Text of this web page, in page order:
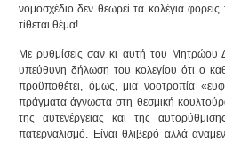
νομοσχέδιο δεν θεωρεί τα κολέγια
τίθεται θέμα!
Με ρυθμίσεις σαν κι αυτή του Μητρώου
υπεύθυνη δήλωση του κολεγίου ότι ο
προϋποθέτει, όμως, μια νοοτροπία
πράγματα άγνωστα στη θεσμική
της αυτενέργειας και της
πατερναλισμό. Είναι θλιβερό αλλά